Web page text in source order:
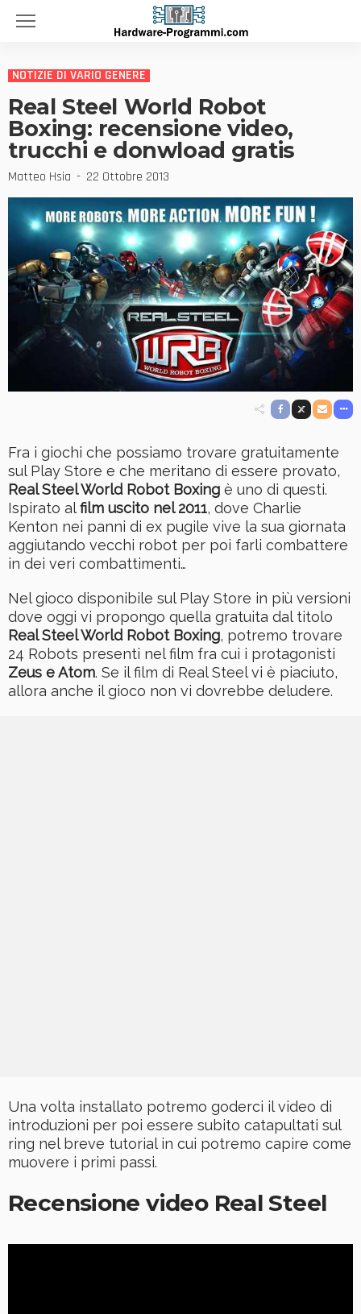
NOTIZIE DI VARIO GENERE
Real Steel World Robot
Boxing: recensione video,
trucchi e donwload gratis
Matteo Hsia 22 Ottobre 2013
Fra i giochi che possiamo trovare gratuitamente
sul Play Store e che meritano di essere provato,
Real Steel World Robot Boxing è uno di questi.
Ispirato alfilm uscito nel 2011, dove Charlie
Kenton nei panni di ex pugile vive la sua giornata
aggiutando vecchi robot per poi farli combattere
in dei veri combattimenti…
Nel gioco disponibile sul Play Store in più versioni
dove oggi vi propongo quella gratuita dal titolo
Real Steel World Robot Boxing, potremo trovare
24 Robots presenti nel film fra cui i protagonisti
Zeus e Atom. Se il film di Real Steel vi è piaciuto,
allora anche il gioco non vi dovrebbe deludere.
Una volta installato potremo goderci il video di
introduzioni per poi essere subito catapultati sul
ring nel breve tutorial in cui potremo capire come
muovere i primi passi.
Recensione video Real Steel